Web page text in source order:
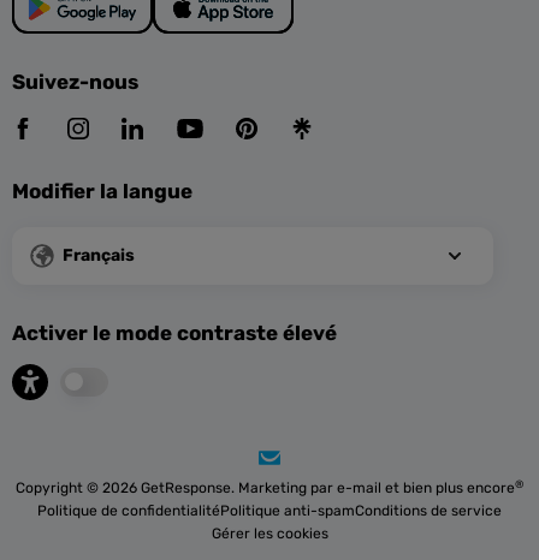
Suivez-nous
Modifier la langue
Français
Activer le mode contraste élevé
Copyright © 2026 GetResponse. Marketing par e-mail et bien plus encore®
Politique de confidentialitéPolitique anti-spamConditions de service
Gérer les cookies